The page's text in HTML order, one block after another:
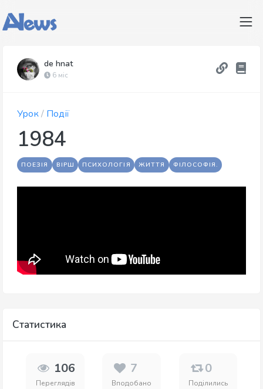
de hnat
6 міс
Урок/ Події
1984
ПОЕЗІЯ ВІРШ ПСИХОЛОГІЯ ЖИТТЯ ФІЛОСОФІЯ.
Статистика
106
Переглядів
7
Вподобано
0
Поділились